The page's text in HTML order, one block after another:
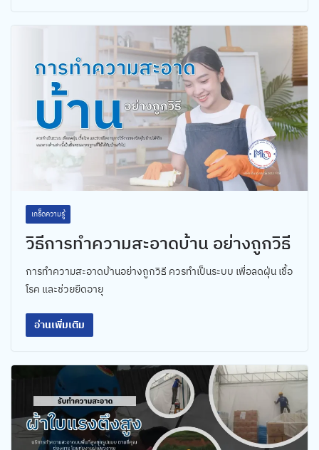
เกร็ดความรู้
วิธีการทำความสะอาดบ้าน อย่างถูกวิธี
การทำความสะอาดบ้านอย่างถูกวิธี ควรทำเป็นระบบ เพื่อลดฝุ่น เชื้อ
โรค และช่วยยืดอายุ
อ่านเพิ่มเติม